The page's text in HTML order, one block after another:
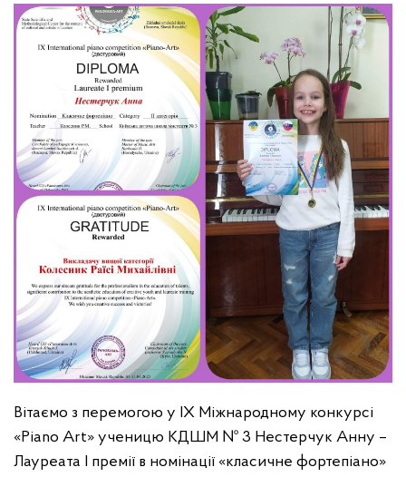
Вітаємо з перемогою у ІХ Міжнародному конкурсі
«Piano Art» ученицю КДШМ № 3 Нестерчук Анну –
Лауреата І премії в номінації «класичне фортепіано»